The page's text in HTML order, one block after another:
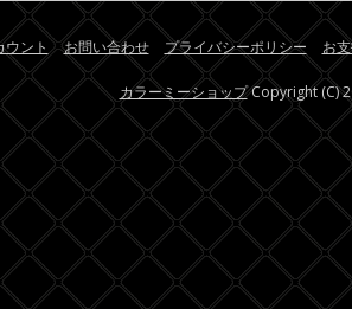
ント お問い合わせ プライバシーポリシー お
カラーミーショップCopyright (C)